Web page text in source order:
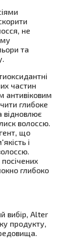
не
та
частин
антивіковим
глибоке
відновлює
волоссю.
що
і
глибоко
вибір, Alter
продукту,